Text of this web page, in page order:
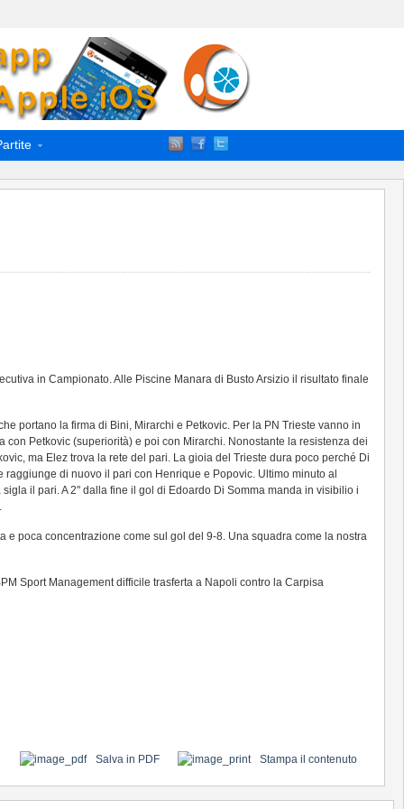
in Campionato. Alle Piscine Manara di Busto Arsizio il risultato finale
portano la firma di Bini, Mirarchi e Petkovic. Per la PN Trieste vanno in
Petkovic (superiorità) e poi con Mirarchi. Nonostante la resistenza dei
ma Elez trova la rete del pari. La gioia del Trieste dura poco perché Di
di nuovo il pari con Henrique e Popovic. Ultimo minuto al
il pari. A 2" dalla fine il gol di Edoardo Di Somma manda in visibilio i
poca concentrazione come sul gol del 9-8. Una squadra come la nostra
Sport Management difficile trasferta a Napoli contro la Carpisa
Salva in PDF Stampa il contenuto